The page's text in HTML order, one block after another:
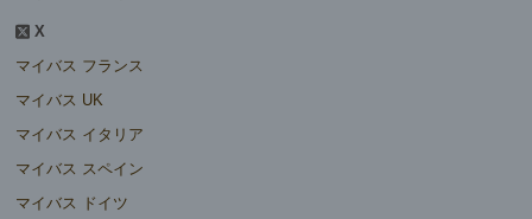
X
マイバス フランス
マイバス UK
マイバス イタリア
マイバス スペイン
マイバス ドイツ